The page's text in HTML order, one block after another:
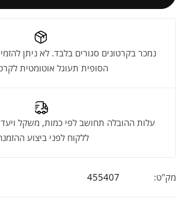
נמכר בקרטונים סגורים בלבד. לא ניתן
הסופית תעוגל אוטומטית
עלות ההובלה תחושב לפי כמות, משקל
ללקוח לפני ביצוע
מק"ט: 455407